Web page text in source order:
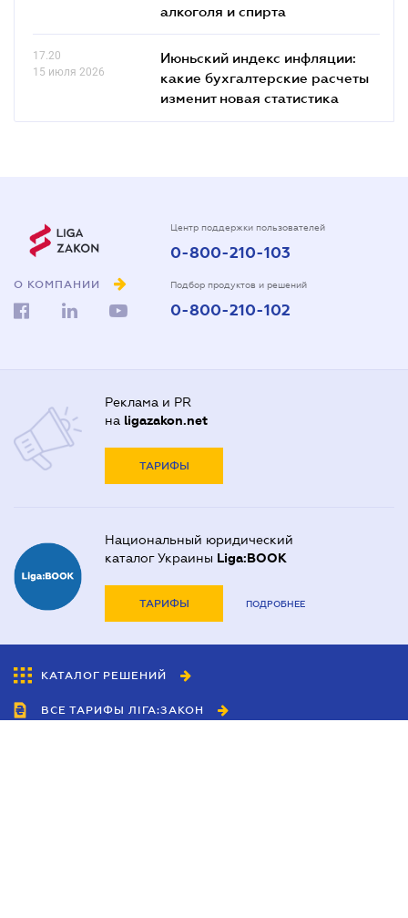
алкоголя и спирта
17.20
15 июля 2026
Июньский индекс инфляции:
какие бухгалтерские расчеты
изменит новая статистика
О КОМПАНИИ
Центр поддержки пользователей
0-800-210-103
Подбор продуктов и решений
0-800-210-102
Реклама и PR
на ligazakon.net
ТАРИФЫ
Национальный юридический
каталог Украины Liga:BOOK
ТАРИФЫ ПОДРОБНЕЕ
КАТАЛОГ РЕШЕНИЙ
ВСЕ ТАРИФЫ ЛІГА:ЗАКОН